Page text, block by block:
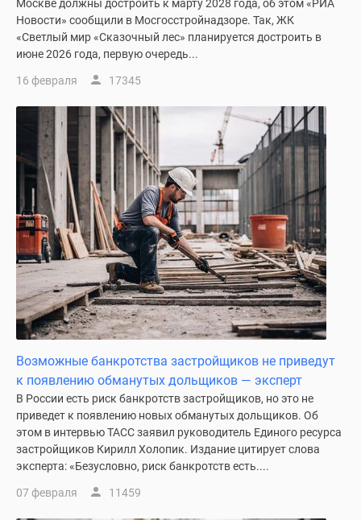
премиум-
класса
Новостройки
бизнес-
Рассрочка
Траншевая
ипотека
Дома
коттеджи
Коттеджные
поселки
Новой
Москве
Готовые
коттеджные
поселки
Строящиеся
коттеджные
поселки
Коттеджные
поселки
лесу
Москве должны достроить к марту 2028 года, об этом «РИА
Новости» сообщили в Мосгосстройнадзоре. Так, ЖК
«Светлый мир «Сказочный лес» планируется достроить в
июне 2026 года, первую очередь...
16 февраля 17345
Возможные банкротства застройщиков не приведут
к появлению обманутых дольщиков — эксперт
В России есть риск банкротств застройщиков, но это не
приведет к появлению новых обманутых дольщиков. Об
этом в интервью ТАСС заявил руководитель Единого ресурса
застройщиков Кирилл Холопик. Издание цитирует слова
эксперта: «Безусловно, риск банкротств есть....
07 февраля 11459